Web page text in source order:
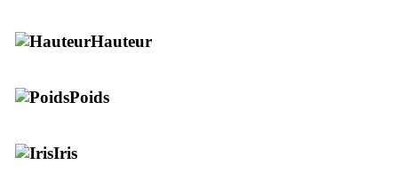
Hauteur
Poids
Iris